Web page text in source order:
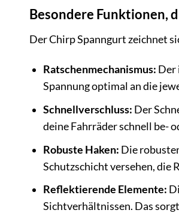
Besondere Funktionen,
Der Chirp Spanngurt zeichnet
Ratschenmechanismus: Der
Spannung optimal an die
Schnellverschluss: Der
deine Fahrräder schnell be-
Robuste Haken: Die
Schutzschicht versehen, die
Reflektierende Elemente:
Sichtverhältnissen. Das